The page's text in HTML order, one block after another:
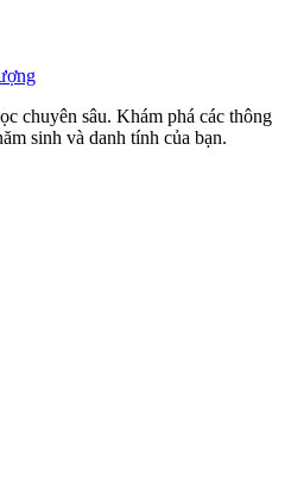
chuyên sâu. Khám phá các thông
sinh và danh tính của bạn.